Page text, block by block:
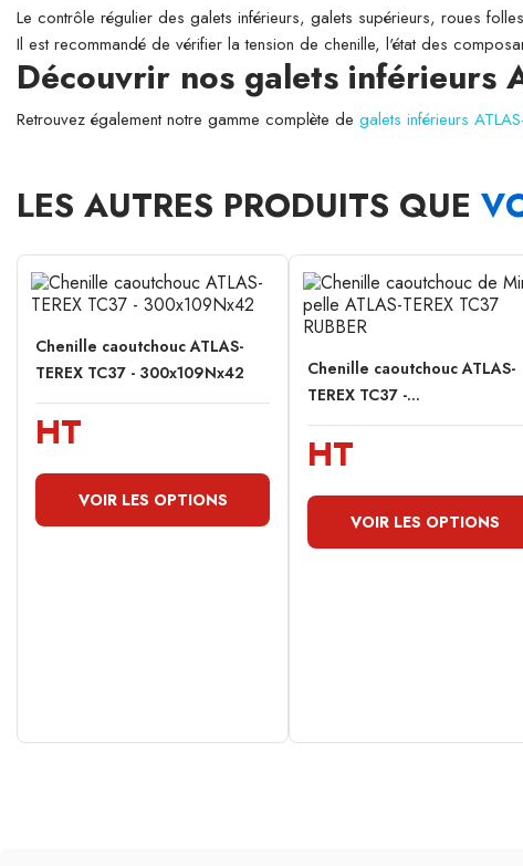
Le contrôle régulier des galets inférieurs, galets supérieurs, roues
Il est recommandé de vérifier la tension de chenille, l'état des
Découvrir nos galets inférieurs
Retrouvez également notre gamme complète de galets inférieurs
LES AUTRES PRODUITS QUE
Chenille caoutchouc ATLAS-
TEREX TC37 - 300x109Nx42
HT
VOIR LES OPTIONS
Chenille caoutchouc ATLAS-
TEREX TC37 -...
HT
VOIR LES OPTIONS